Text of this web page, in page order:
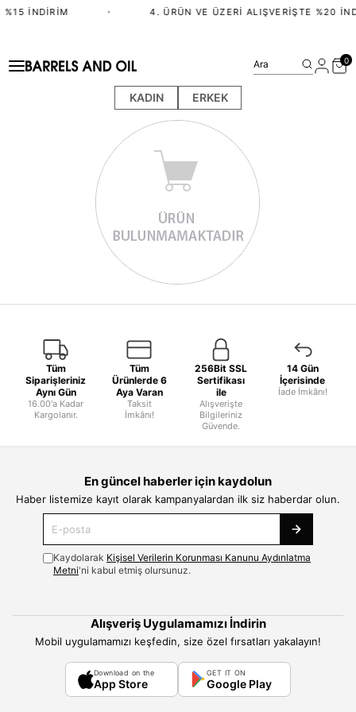
İNDIRIM • 4. ÜRÜN VE ÜZERI ALIŞVERIŞTE %20
KADIN ERKEK
Ara 0
Tüm
Siparişleriniz
Aynı Gün
16.00'a Kadar
Kargolanır.
Tüm
Ürünlerde 6
Aya Varan
Taksit
İmkânı!
256Bit SSL
Sertifikası
ile
Alışverişte
Bilgileriniz
Güvende.
14 Gün
İçerisinde
İade İmkânı!
En güncel haberler için kaydolun
Haber listemize kayıt olarak kampanyalardan ilk siz haberdar olun.
Kaydolarak Kişisel Verilerin Korunması Kanunu Aydınlatma
Metni'ni kabul etmiş olursunuz.
Alışveriş Uygulamamızı İndirin
Mobil uygulamamızı keşfedin, size özel fırsatları yakalayın!
Download on the
App Store
GET IT ON
Google Play